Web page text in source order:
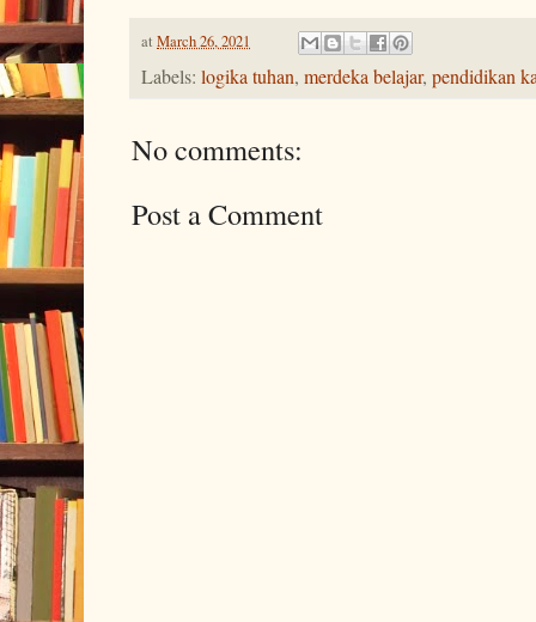
at March 26, 2021
Labels: logika tuhan, merdeka belajar, pendidikan
No comments:
Post a Comment